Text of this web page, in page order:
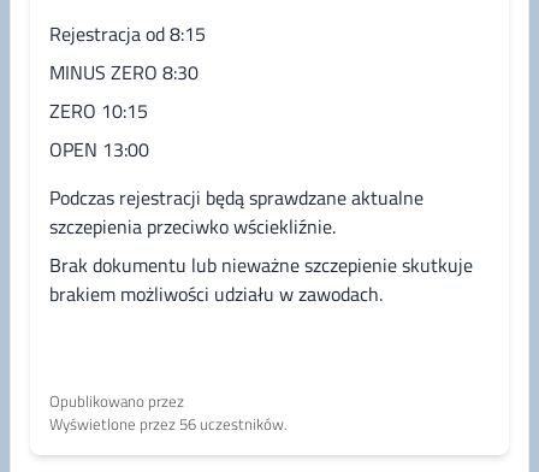
🐾 Zero – od 15 miesięcy
🐾 Open – od 18 miesięcy
💳 Płatności i rezygnacje:
Termin wpłaty jest jednocześnie terminem
Po tym czasie zwrot środków możliwy jest wyłącznie
w przypadku znalezienia zastępstwa na swoje
miejsce.
https://docs.google.com/document/d/1oiym...
📸 Fotografowanie podczas zawodów możliwe jest
Rejestracja od 8:15
MINUS ZERO 8:30
ZERO 10:15
OPEN 13:00
Podczas rejestracji będą sprawdzane aktualne
szczepienia przeciwko wściekliźnie.
Brak dokumentu lub nieważne szczepienie skutkuje
brakiem możliwości udziału w zawodach.
Opublikowano przez
Wyświetlone przez 56 uczestników.